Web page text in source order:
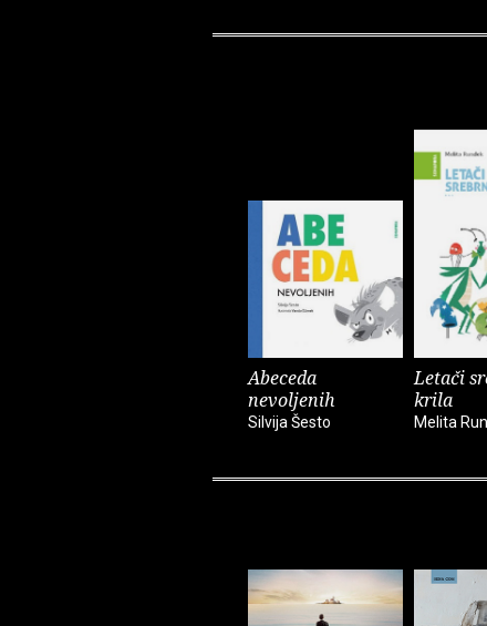
Abeceda
nevoljenih
Silvija Šesto
Letači
krila
Melita